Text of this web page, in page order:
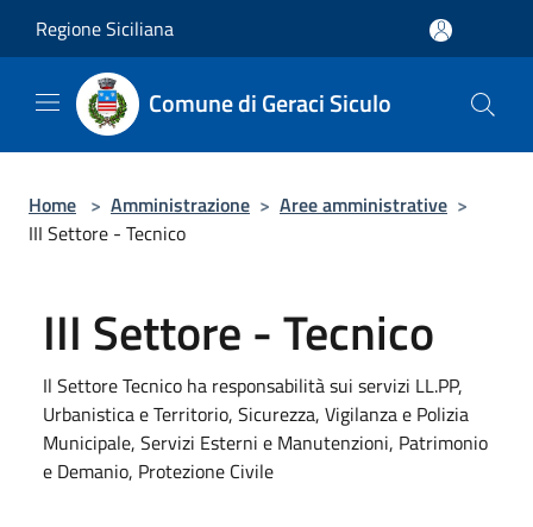
Regione Siciliana
Comune di Geraci Siculo
Home > Amministrazione > Aree amministrative >
III Settore - Tecnico
III Settore - Tecnico
Il Settore Tecnico ha responsabilità sui servizi LL.PP,
Urbanistica e Territorio, Sicurezza, Vigilanza e Polizia
Municipale, Servizi Esterni e Manutenzioni, Patrimonio
e Demanio, Protezione Civile